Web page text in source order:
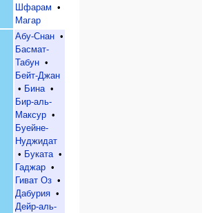
Шфарам •
Магар
Абу-Снан •
Басмат-
Табун •
Бейт-Джан
• Бина •
Бир-аль-
Максур •
Буейне-
Нуджидат
• Буката •
Гаджар •
Гиват Оз •
Дабурия •
Дейр-аль-